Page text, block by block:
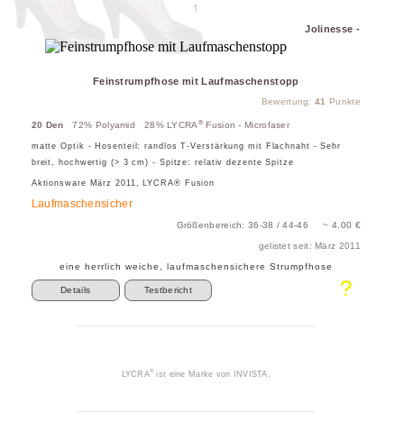
1
Jolinesse -
Feinstrumpfhose mit Laufmaschenstopp
Bewertung:41 Punkte
20 Den 72% Polyamid 28% LYCRA ® Fusion - Microfaser
matte Optik - Hosenteil: randlos T-Verstärkung mit Flachnaht - Sehr
breit, hochwertig (> 3 cm) - Spitze: relativ dezente Spitze
Aktionsware März 2011, LYCRA® Fusion
Laufmaschensicher
Größenbereich: 36-38 / 44-46 ~ 4,00 €
gelistet seit: März 2011
eine herrlich weiche, laufmaschensichere Strumpfhose
Details Testbericht
LYCRA®ist eine Marke von INVISTA.